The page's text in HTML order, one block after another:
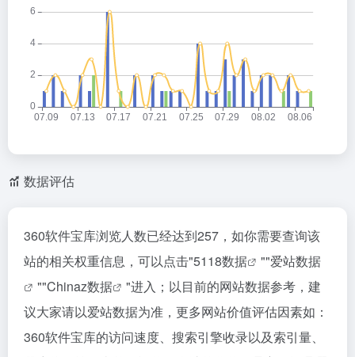
数据评估
360软件宝库浏览人数已经达到257，如你需要查询该
站的相关权重信息，可以点击"5118数据 ""爱站数据
""Chinaz数据
"进入；以目前的网站数据参考，建
议大家请以爱站数据为准，更多网站价值评估因素如：
360软件宝库的访问速度、搜索引擎收录以及索引量、